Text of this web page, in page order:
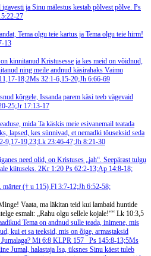
ja Sinu mälestus kestab põlvest põlve. Ps
27
Tema olgu teie kartus ja Tema olgu teie hirm!
13
kinnitanud Kristusesse ja kes meid on võidnud,
ning meile andnud käsirahaks Vaimu
18;2Ms 32:1-6,15-20;Jh 6:66-69
kõrgele, Issanda parem käsi teeb vägevaid
25;Jr 17:13-17
mida Ta käskis meie esivanemail teatada
lapsed, kes sünnivad, et nemadki tõuseksid seda
9,17-19,23;Lk 23:46-47;Jh 8:21-30
need olid, on Kristuses „jah“. Seepärast tulgu
kiituseks. 2Kr 1:20 Ps 62:2-13;Ap 14:8-18;
(† u 115) Fl 3:7-12;Jh 6:52-58;
Vaata, ma läkitan teid kui lambaid huntide
esmalt: „Rahu olgu sellele kojale!““ Lk 10:3,5
Tema on andnud sulle teada, inimene, mis
kui et sa teeksid, mis on õige, armastaksid
Mi 6:8 KLPR 157
Ps 145:8-13;5Ms
Jumal, halastaja Isa, üksnes Sinu käest tuleb